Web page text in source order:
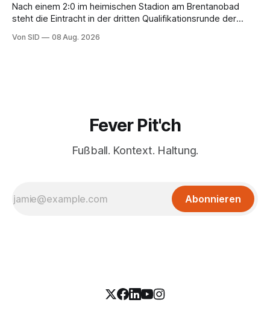
Nach einem 2:0 im heimischen Stadion am Brentanobad
steht die Eintracht in der dritten Qualifikationsrunde der
Von SID 08 Aug. 2026
Fever Pit'ch
Fußball. Kontext. Haltung.
Abonnieren